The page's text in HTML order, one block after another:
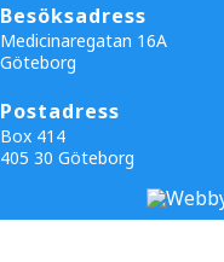
Besöksadress
Medicinaregatan 16A
Göteborg
Postadress
Box 414
405 30 Göteborg